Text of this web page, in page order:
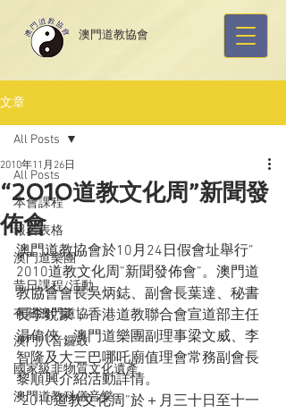
​澳門道教協會
文章
All Posts
本會課程
報名表格
澳門道樂團
昔日課程/活動
有關澳門道協
澳門八音鑼鼓
國家級非物質文化遺產
澳門道教科儀音樂
All Posts
“2010道教文化周”新聞發
佈會
2010年11月26日
澳門道教協會於10月24日假會址舉行”
2010道教文化周”新聞發佈會”。澳門道
教協會會長吳炳鋕、副會長葉達、秘書
長李銳豪，香港道教聯合會宣道部主任
湯偉俠，澳門道樂團副理事梁文威、李
智隆及大三巴哪吒廟值理會常務副會長
黎順興介紹活動詳情。
“2010道教文化周”於＋月三十日至十一